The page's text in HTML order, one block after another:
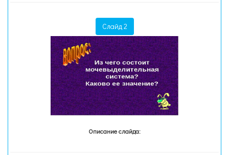
Слайд 2
Описание слайда: